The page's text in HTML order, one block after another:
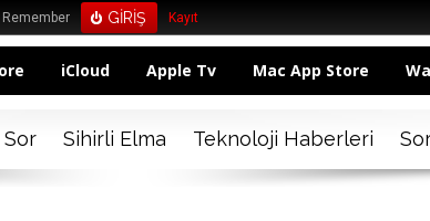
Remember Kayıt
iCloud Apple Tv Mac App Store
Sor Sihirli Elma Teknoloji Haberleri